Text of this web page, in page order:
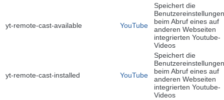
yt-remote-cast-available YouTube
Speichert die
Benutzereinstellungen
beim Abruf eines auf
anderen Webseiten
integrierten Youtube-
Videos
yt-remote-cast-installed YouTube
Speichert die
Benutzereinstellungen
beim Abruf eines auf
anderen Webseiten
integrierten Youtube-
Videos